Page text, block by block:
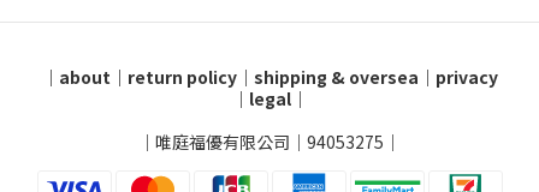
｜ about｜ return policy｜ shipping & oversea ｜ privacy
｜ legal｜
｜唯庭福優有限公司｜94053275｜